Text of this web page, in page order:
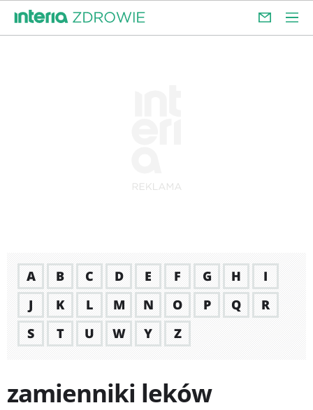
A B C D E F G H
I
J
K L M N O P Q
R
S
T U W Y Z
zamienniki leków